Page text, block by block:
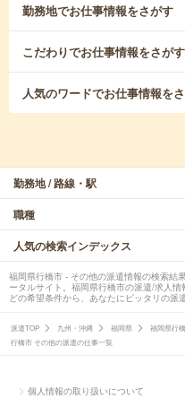
勤務地でお仕事情報をさがす
こだわりでお仕事情報をさがす
人気のワードでお仕事情報を
勤務地 / 路線・駅
職種
人気の検索インデックス
福岡県行橋市 - その他の派遣情報の検索結
ータルサイト。福岡県行橋市の派遣/求人
どの希望条件から、あなたにピッタリの派
派遣TOP 九州・沖縄 福岡県 福岡県行
行橋市 その他の派遣の仕事一覧
個人情報の取り扱いについて